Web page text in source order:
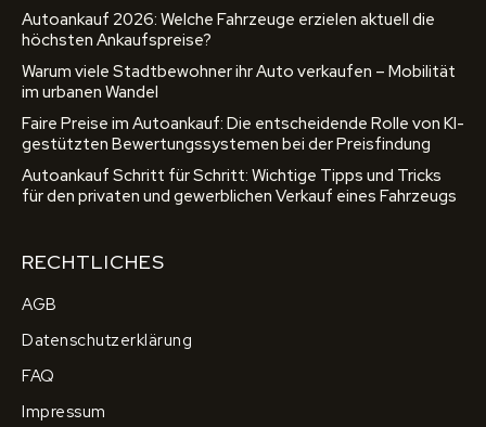
Autoankauf 2026: Welche Fahrzeuge erzielen aktuell die
höchsten Ankaufspreise?
Warum viele Stadtbewohner ihr Auto verkaufen – Mobilität
im urbanen Wandel
Faire Preise im Autoankauf: Die entscheidende Rolle von KI-
gestützten Bewertungssystemen bei der Preisfindung
Autoankauf Schritt für Schritt: Wichtige Tipps und Tricks
für den privaten und gewerblichen Verkauf eines Fahrzeugs
RECHTLICHES
AGB
Datenschutzerklärung
FAQ
Impressum